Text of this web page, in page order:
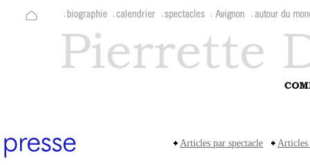
Articles par spectacle Articles